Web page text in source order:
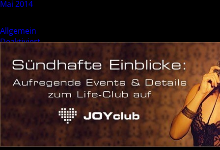
Mai 2014
Allgemein
Deaktiviert
Event
Sonderevent
Meta
Anmelden
Eintrags-Feed
Kommentar-Feed
WordPress.org